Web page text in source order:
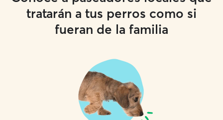
tratarán a tus perros como si
fueran de la familia